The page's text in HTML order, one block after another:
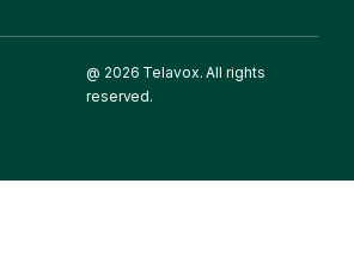
@ 2026 Telavox. All rights
reserved.